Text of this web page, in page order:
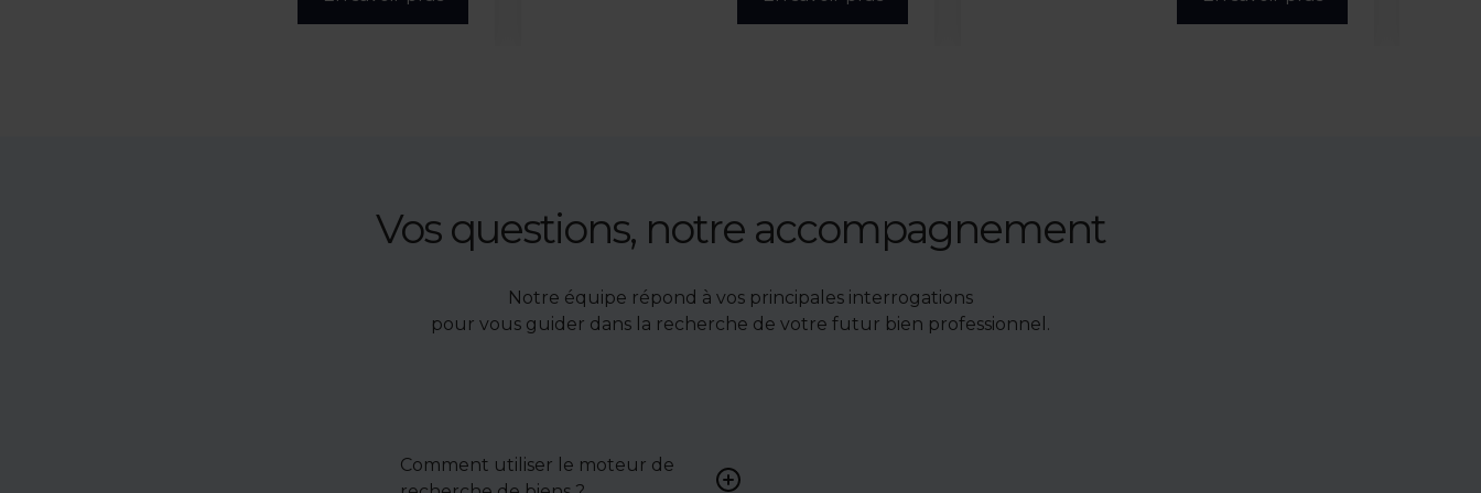
Vos questions, notre accompagnement
Notre équipe répond à vos principales interrogations
pour vous guider dans la recherche de votre futur bien professionnel.
Comment utiliser le moteur de
Renseignez vos critères (type de bien,